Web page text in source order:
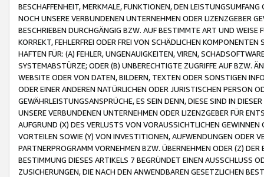
BESCHAFFENHEIT, MERKMALE, FUNKTIONEN, DEN
NOCH UNSERE VERBUNDENEN UNTERNEHMEN ODER LIZENZGEBER
BESCHRIEBEN DURCHGÄNGIG BZW. AUF BESTIMMTE ART UND
KORREKT, FEHLERFREI ODER FREI VON SCHÄDLICHEN
HAFTEN FÜR: (A) FEHLER, UNGENAUIGKEITEN, VIREN,
SYSTEMABSTÜRZE; ODER (B) UNBERECHTIGTE ZUGRIFFE AUF BZW.
WEBSITE ODER VON DATEN, BILDERN, TEXTEN ODER SONSTIGEN
ODER EINER ANDEREN NATÜRLICHEN ODER JURISTISCHEN PERSON
GEWÄHRLEISTUNGSANSPRÜCHE, ES SEIN DENN, DIESE SIND IN
UNSERE VERBUNDENEN UNTERNEHMEN ODER LIZENZGEBER FÜR
AUFGRUND (X) DES VERLUSTS VON VORAUSSICHTLICHEN
VORTEILEN SOWIE (Y) VON INVESTITIONEN, AUFWENDUNGEN ODER
PARTNERPROGRAMM VORNEHMEN BZW. ÜBERNEHMEN ODER (Z)
BESTIMMUNG DIESES ARTIKELS 7 BEGRÜNDET EINEN AUSSCHLUSS
ZUSICHERUNGEN, DIE NACH DEN ANWENDBAREN GESETZLICHEN